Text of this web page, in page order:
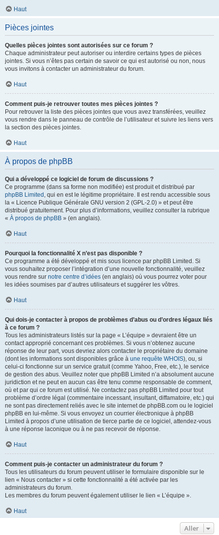
Haut
Pièces jointes
Quelles pièces jointes sont autorisées sur ce forum ?
Chaque administrateur peut autoriser ou interdire certains types de pièces
jointes. Si vous n’êtes pas certain de savoir ce qui est autorisé ou non, nous
vous invitons à contacter un administrateur du forum.
Haut
Comment puis-je retrouver toutes mes pièces jointes ?
Pour retrouver la liste des pièces jointes que vous avez transférées, veuillez
vous rendre dans le panneau de contrôle de l’utilisateur et suivre les liens vers
la section des pièces jointes.
Haut
À propos de phpBB
Qui a développé ce logiciel de forum de discussions ?
Ce programme (dans sa forme non modifiée) est produit et distribué par
phpBB Limited , qui en est le légitime propriétaire. Il est rendu accessible sous
la « Licence Publique Générale GNU version 2 (GPL-2.0) » et peut être
distribué gratuitement. Pour plus d’informations, veuillez consulter la rubrique
« À propos de phpBB » (en anglais).
Haut
Pourquoi la fonctionnalité X n’est pas disponible ?
Ce programme a été développé et mis sous licence par phpBB Limited. Si
vous souhaitez proposer l’intégration d’une nouvelle fonctionnalité, veuillez
vous rendre sur notre centre d’idées (en anglais) où vous pourrez voter pour
les idées soumises par d’autres utilisateurs et suggérer les vôtres.
Haut
Qui dois-je contacter à propos de problèmes d’abus ou d’ordres légaux liés
à ce forum ?
Tous les administrateurs listés sur la page « L’équipe » devraient être un
contact approprié concernant ces problèmes. Si vous n’obtenez aucune
réponse de leur part, vous devriez alors contacter le propriétaire du domaine
(dont les informations sont disponibles grâce à une requête WHOIS), ou, si
celui-ci fonctionne sur un service gratuit (comme Yahoo, Free, etc.), le service
de gestion des abus. Veuillez noter que phpBB Limited n’a absolument aucune
juridiction et ne peut en aucun cas être tenu comme responsable de comment,
où et par qui ce forum est utilisé. Ne contactez pas phpBB Limited pour tout
problème d’ordre légal (commentaire incessant, insultant, diffamatoire, etc.) qui
ne sont pas directement reliés avec le site internet de phpBB.com ou le logiciel
phpBB en lui-même. Si vous envoyez un courrier électronique à phpBB
Limited à propos d’une utilisation de tierce partie de ce logiciel, attendez-vous
à une réponse laconique ou à ne pas recevoir de réponse.
Haut
Comment puis-je contacter un administrateur du forum ?
Tous les utilisateurs du forum peuvent utiliser le formulaire disponible sur le
lien « Nous contacter » si cette fonctionnalité a été activée par les
administrateurs du forum.
Les membres du forum peuvent également utiliser le lien « L’équipe ».
Haut
Aller